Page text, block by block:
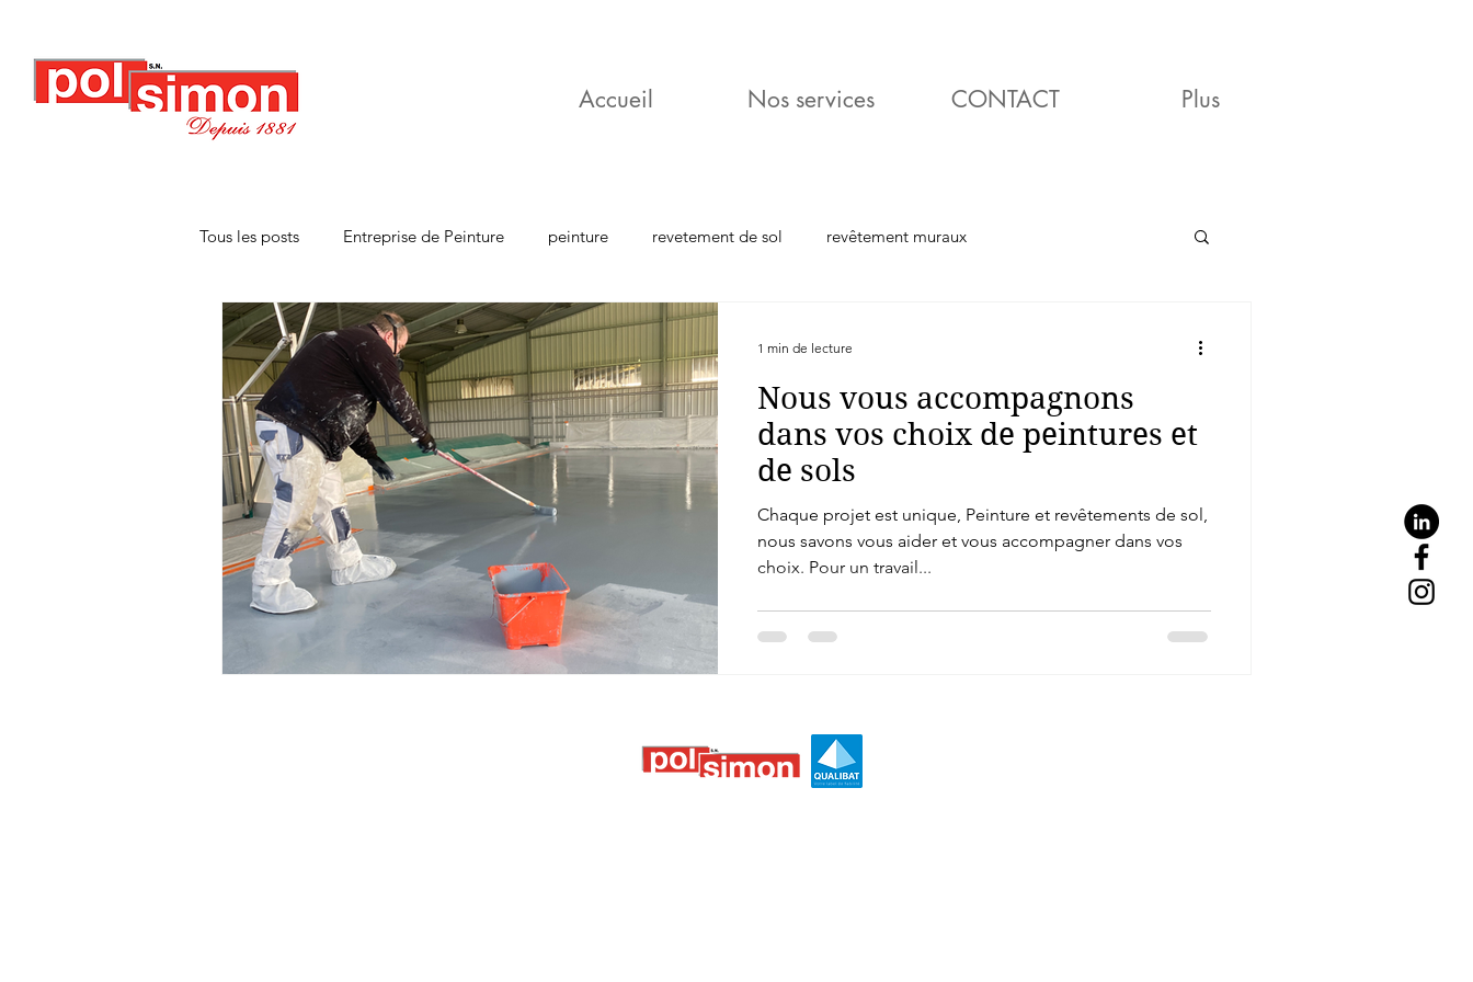
Accueil Nos services CONTACT Plus
Tous les posts Entreprise de Peinture peinture revetement de sol revêtement muraux
Nous vous accompagnons
dans vos choix de peintures et
de sols
Chaque projet est unique, Peinture et revêtements de sol,
nous savons vous aider et vous accompagner dans vos
choix. Pour un travail...
1 min de lecture